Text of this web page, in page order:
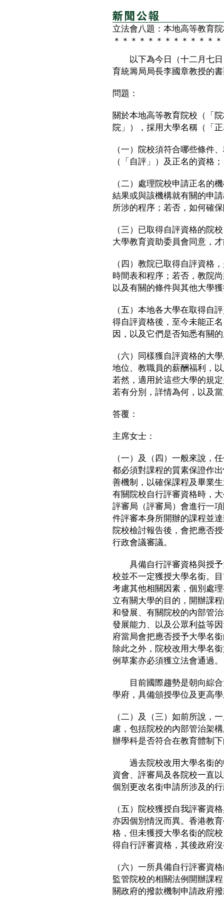
立法會八題：本地高等教育
＊＊＊＊＊＊＊＊＊＊＊＊
以下為今日（十二月七日
育統籌局局長李國章教授的
問題：
關於本地高等教育院校（「
院」），採用大學名稱（「
（一）院校須符合哪些條件
（「自評」）及正名的資格；
（二）處理院校申請正名的
結果或與該機構就有關的申
所涉的程序；若否，如何確
（三）已取得自評資格的院
大學教育資助委員會同意，
（四）教院已取得自評資格
時間表和程序；若否，教院
以及有關的條件與其他大學
（五）本地各大學在取得自
得自評資格後，至今未能正
因，以及它們是否知悉有關
（六）同樣獲自評資格的大
地位、教職員的薪酬福利，
若然，適用於這些大學的規
若有分別，詳情為何，以及
答覆：
主席女士：
（一）及（四）一般來說，
都必須對課程的質素保證作
善機制，以確保課程及畢業
有關院校自行評審資格時，
評審局（評審局）會進行一
件評審本身所開辦的課程並
院校檢討報告後，會把應否
行政會議審議。
具備自行評審資格與授予
校並不一定獲授大學名銜。
考慮其他相關因素，個別處
立有關大學的目的，開辦課
和發展、有關院校的內部管
發展能力、以及公眾利益等
府當局會把應否授予大學名
除此之外，院校改用大學名
例草案亦必須獲立法會通過。
目前國際趨勢是朝向綜合
學府，具備頒授學位及更高
（二）及（三）如前所說，
慮，包括院校的內部管治架
辦學科是否符合在教育體制
過去院校改用大學名銜的
資會、評審局及各院校一直
個別更改名銜申請所涉及的
（五）院校獲授自我評審資
亦因個別情況而異。香港教
格，但未獲授大學名銜的院
得自行評審資格，其後政府
（六）一所具備自行評審資
監管院校的相關法例開辦課
關政府的撥款機制申請政府